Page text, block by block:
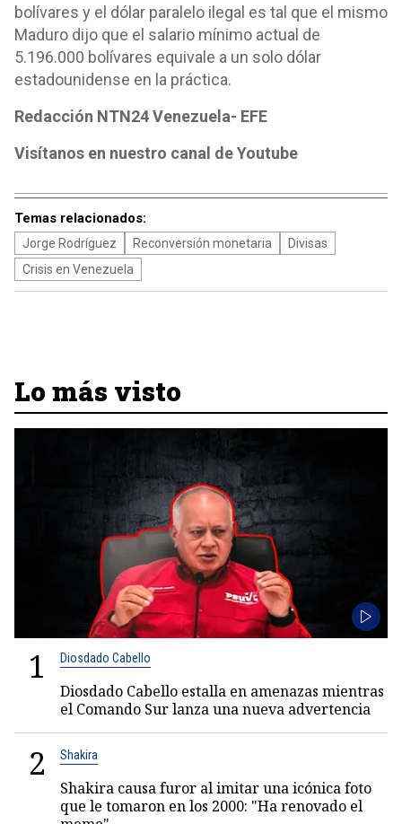
bolívares y el dólar paralelo ilegal es tal que el mismo
Maduro dijo que el salario mínimo actual de
5.196.000 bolívares equivale a un solo dólar
estadounidense en la práctica.
Redacción NTN24 Venezuela- EFE
Visítanos en nuestro canal de Youtube
Temas relacionados:
Jorge Rodríguez Reconversión monetaria
Divisas
Crisis en Venezuela
Lo más visto
1 Diosdado Cabello
Diosdado Cabello estalla en amenazas mientras
el Comando Sur lanza una nueva advertencia
2 Shakira
Shakira causa furor al imitar una icónica foto
que le tomaron en los 2000: "Ha renovado el